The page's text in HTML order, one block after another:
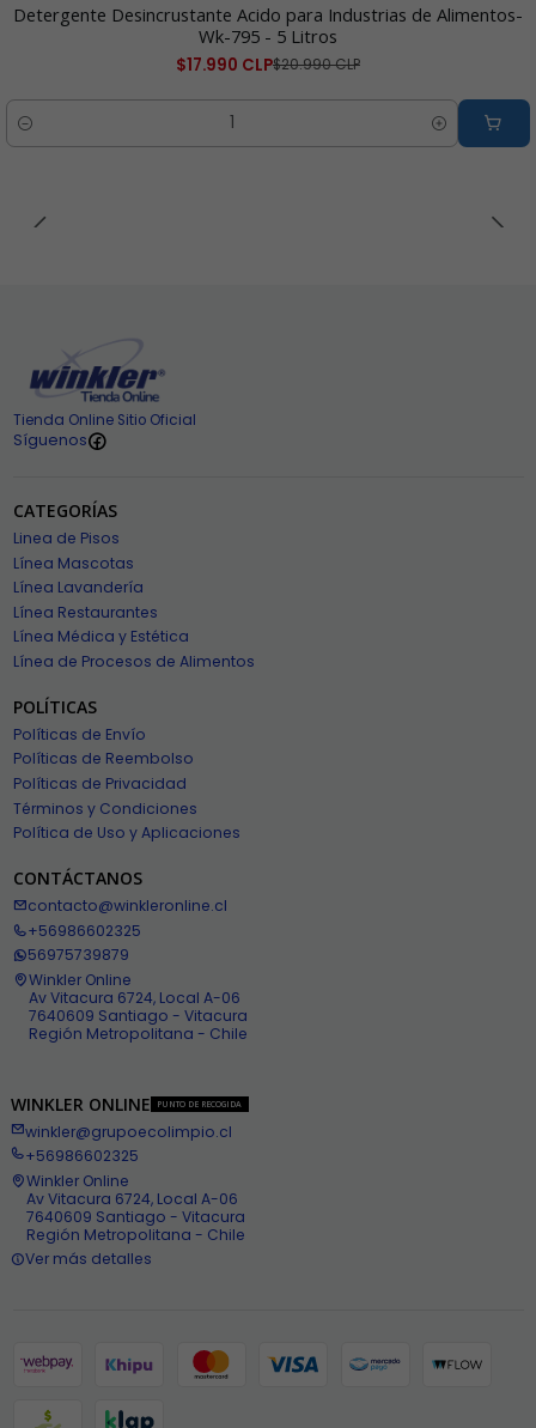
Detergente Desincrustante Acido para Industrias de Alimentos-
Wk-795 - 5 Litros
$17.990 CLP$20.990 CLP
Cantidad
Tienda Online Sitio Oficial
Síguenos
CATEGORÍAS
Linea de Pisos
Línea Mascotas
Línea Lavandería
Línea Restaurantes
Línea Médica y Estética
Línea de Procesos de Alimentos
POLÍTICAS
Políticas de Envío
Políticas de Reembolso
Políticas de Privacidad
Términos y Condiciones
Política de Uso y Aplicaciones
CONTÁCTANOS
contacto@winkleronline.cl
+56986602325
56975739879
Winkler Online
Av Vitacura 6724, Local A-06
7640609 Santiago - Vitacura
Región Metropolitana - Chile
WINKLER ONLINE PUNTO DE RECOGIDA
winkler@grupoecolimpio.cl
+56986602325
Winkler Online
Av Vitacura 6724, Local A-06
7640609 Santiago - Vitacura
Región Metropolitana - Chile
Ver más detalles